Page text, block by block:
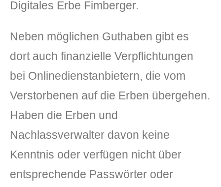
Digitales Erbe Fimberger.
Neben möglichen Guthaben gibt es
dort auch finanzielle Verpflichtungen
bei Onlinedienstanbietern, die vom
Verstorbenen auf die Erben übergehen.
Haben die Erben und
Nachlassverwalter davon keine
Kenntnis oder verfügen nicht über
entsprechende Passwörter oder